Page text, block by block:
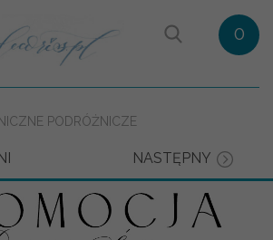
0
PODRÓŻNICZE
NASTĘPNY